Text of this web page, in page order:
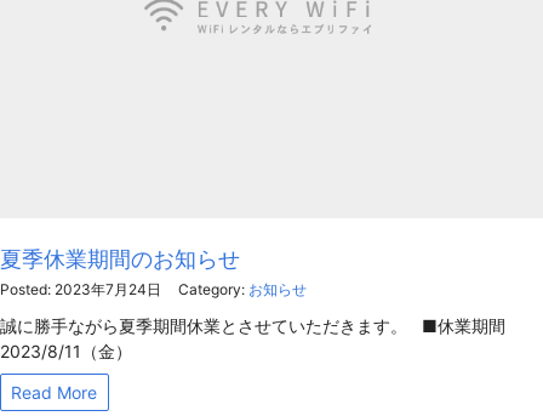
夏季休業期間のお知らせ
Posted: 2023年7月24日 Category: お知らせ
誠に勝手ながら夏季期間休業とさせていただきます。 ■休業期間
2023/8/11（金）
Read More